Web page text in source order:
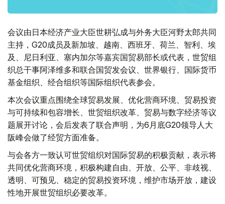
会议由日本经济产业大臣世耕弘成与外务大臣河野太郎共同
主持，G20成员及新加坡、越南、西班牙、荷兰、智利、埃
及、尼日利亚、塞内加尔等嘉宾国贸易部长或代表，世贸组
织总干事阿泽维多和联合国贸发会议、世界银行、国际货币
基金组织、经合组织等国际组织代表参会。
本次会议重点围绕全球贸易发展、优化营商环境、贸易投资
与可持续和包容增长、世贸组织改革、贸易与数字经济等议
题展开讨论，会后发表了联合声明，为6月底G20领导人大
阪峰会做了经贸方面准备。
与会各方一致认可世贸组织对国际贸易的积极贡献，表示将
共同优化营商环境，积极构建自由、开放、公平、非歧视、
透明、可预见、稳定的贸易投资环境，维护市场开放，建设
性地开展世贸组织必要改革。